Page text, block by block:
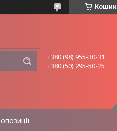
Кошик
+380 (98) 955-30-31
+380 (50) 295-50-25